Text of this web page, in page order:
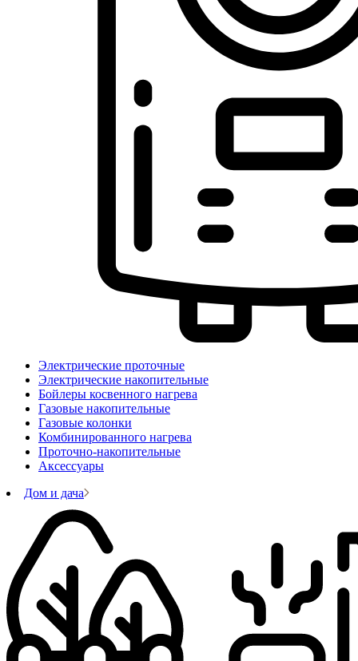
Электрические проточные
Электрические накопительные
Бойлеры косвенного нагрева
Газовые накопительные
Газовые колонки
Комбинированного нагрева
Проточно-накопительные
Аксессуары
Дом и дача